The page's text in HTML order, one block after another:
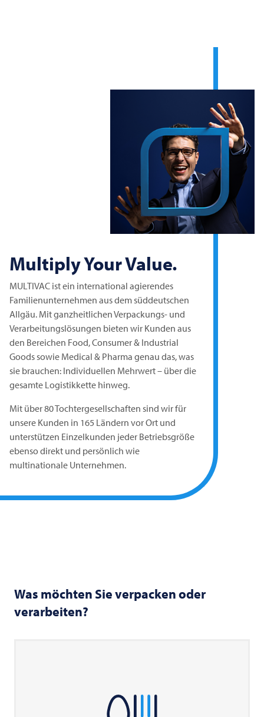
Multiply Your Value.
MULTIVAC ist ein international agierendes
Familienunternehmen aus dem süddeutschen
Allgäu. Mit ganzheitlichen Verpackungs- und
Verarbeitungslösungen bieten wir Kunden aus
den Bereichen Food, Consumer & Industrial
Goods sowie Medical & Pharma genau das, was
sie brauchen: Individuellen Mehrwert – über die
gesamte Logistikkette hinweg.
Mit über 80 Tochtergesellschaften sind wir für
unsere Kunden in 165 Ländern vor Ort und
unterstützen Einzelkunden jeder Betriebsgröße
ebenso direkt und persönlich wie
multinationale Unternehmen.
Was möchten Sie verpacken oder
verarbeiten?